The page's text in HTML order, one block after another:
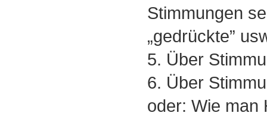
Stimmungen
„gedrückte”
5. Über
6. Über
oder: Wie man